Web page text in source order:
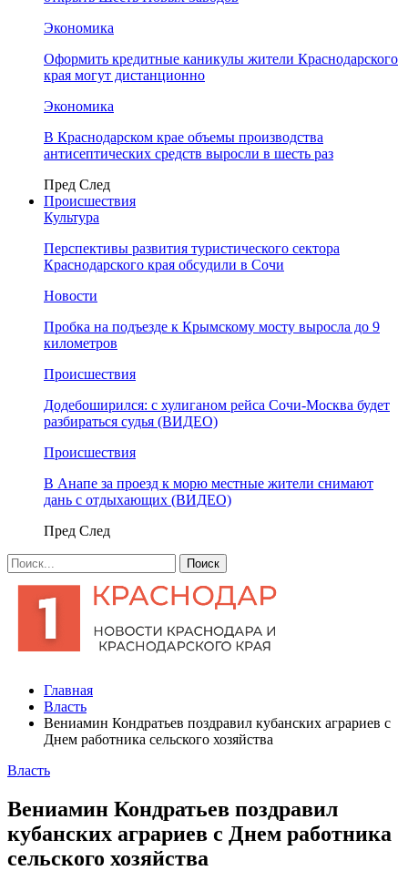
Экономика
Оформить кредитные каникулы жители Краснодарского
края могут дистанционно
Экономика
В Краснодарском крае объемы производства
антисептических средств выросли в шесть раз
Пред След
Происшествия
Культура
Перспективы развития туристического сектора
Краснодарского края обсудили в Сочи
Новости
Пробка на подъезде к Крымскому мосту выросла до 9
километров
Происшествия
Додебоширился: с хулиганом рейса Сочи-Москва будет
разбираться судья (ВИДЕО)
Происшествия
В Анапе за проезд к морю местные жители снимают
дань с отдыхающих (ВИДЕО)
Пред След
Главная
Власть
Вениамин Кондратьев поздравил кубанских аграриев с
Днем работника сельского хозяйства
Власть
Вениамин Кондратьев поздравил
кубанских аграриев с Днем работника
сельского хозяйства